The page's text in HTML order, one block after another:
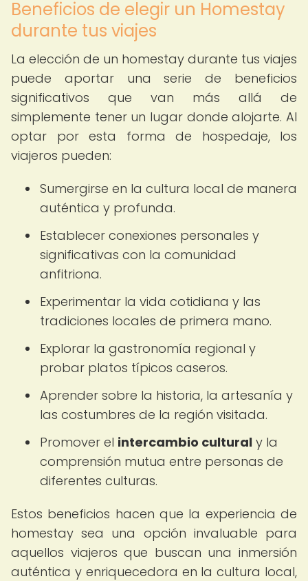
Beneficios de elegir un Homestay
durante tus viajes
La elección de un homestay durante tus viajes
puede aportar una serie de beneficios
significativos que van más allá de
simplemente tener un lugar donde alojarte. Al
optar por esta forma de hospedaje, los
viajeros pueden:
Sumergirse en la cultura local de manera
auténtica y profunda.
Establecer conexiones personales y
significativas con la comunidad
anfitriona.
Experimentar la vida cotidiana y las
tradiciones locales de primera mano.
Explorar la gastronomía regional y
probar platos típicos caseros.
Aprender sobre la historia, la artesanía y
las costumbres de la región visitada.
Promover el intercambio cultural y la
comprensión mutua entre personas de
diferentes culturas.
Estos beneficios hacen que la experiencia de
homestay sea una opción invaluable para
aquellos viajeros que buscan una inmersión
auténtica y enriquecedora en la cultura local,